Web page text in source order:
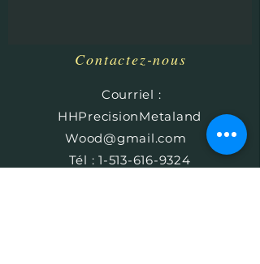
Contactez-nous
Courriel :
HHPrecisionMetaland
Wood@gmail.com
Tél : 1-513-616-9324